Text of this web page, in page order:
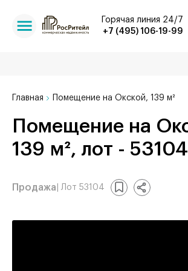
+7 (495) 106-19-99
Горячая линия 24/7
Главная Помещение на Окской, 139 м²
Помещение на Окской,
139 м², лот - 53104
Продажа | Лот 53104